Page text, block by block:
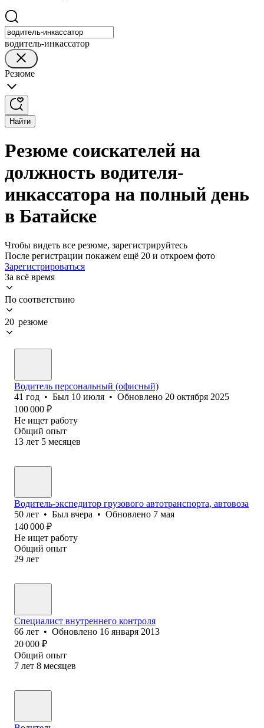
водитель-инкассатор
Резюме
Найти
Резюме соискателей на
должность водителя-
инкассатора на полный день
в Батайске
Чтобы видеть все резюме, зарегистрируйтесь
После регистрации покажем ещё 20 и откроем фото
Зарегистрироваться
За всё время
По соответствию
20 резюме
Водитель персональный (офисный)
41 год • Был 10 июля • Обновлено 20 октября 2025
100 000 ₽
Не ищет работу
Общий опыт
13 лет 5 месяцев
Водитель-экспедитор грузового автотранспорта, автовоза
50 лет • Был вчера • Обновлено 7 мая
140 000 ₽
Не ищет работу
Общий опыт
29 лет
Специалист внутреннего контроля
66 лет • Обновлено 16 января 2013
20 000 ₽
Общий опыт
7 лет 8 месяцев